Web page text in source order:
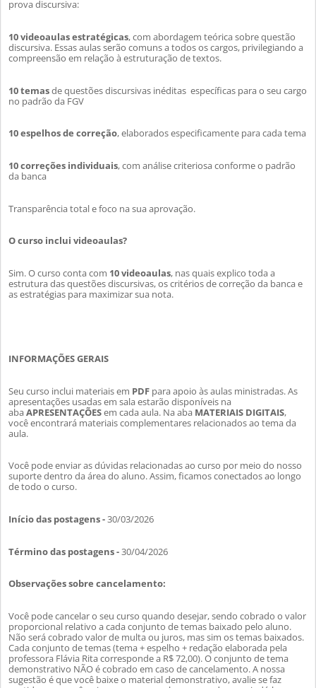
prova discursiva:
10 videoaulas estratégicas, com abordagem teórica sobre questão
discursiva. Essas aulas serão comuns a todos os cargos, privilegiando a
compreensão em relação à estruturação de textos.
10 temasde questões discursivas inéditas específicas para o seu cargo
no padrão da FGV
10 espelhos de correção, elaborados especificamente para cada tema
10 correções individuais, com análise criteriosa conforme o padrão
da banca
Transparência total e foco na sua aprovação.
O curso inclui videoaulas?
Sim. O curso conta com 10 videoaulas, nas quaisexplico toda a
estrutura das questões discursivas, os critérios de correção da banca e
as estratégias para maximizar sua nota.
INFORMAÇÕES GERAIS
Seu curso inclui materiais em PDF para apoio às aulas ministradas. As
apresentações usadas em sala estarão disponíveis na
abaAPRESENTAÇÕESem cada aula. Na aba MATERIAIS DIGITAIS,
você encontrará materiais complementares relacionados ao tema da
aula.
Você pode enviar as dúvidas relacionadas ao curso por meio do nosso
suporte dentro da área do aluno. Assim, ficamos conectados ao longo
de todo o curso.
Início das postagens -30/03/2026
Término das postagens -30/04/2026
Observações sobre cancelamento:
Você pode cancelar o seu curso quando desejar, sendo cobrado o valor
proporcional relativo a cada conjunto de temas baixado pelo aluno.
Não será cobrado valor de multa ou juros, mas sim os temas baixados.
Cada conjunto de temas (tema + espelho + redação elaborada pela
professora Flávia Rita corresponde a R$ 72,00). O conjunto de tema
demonstrativo NÃO é cobrado em caso de cancelamento. A nossa
sugestão é que você baixe o material demonstrativo, avalie se faz